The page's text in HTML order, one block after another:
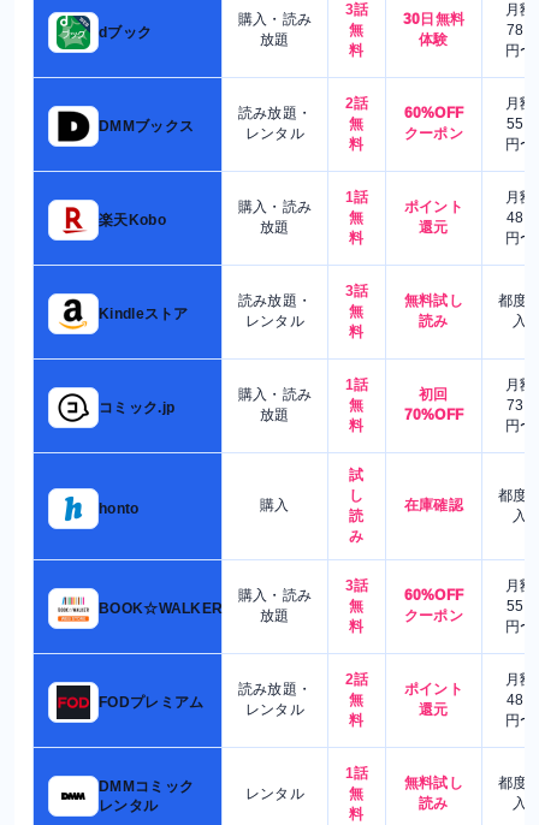
dブック
購入・読み
放題
3話
無
料
30日無料
体験
月額
780
円〜
DMMブックス
読み放題・
レンタル
2話
無
料
60%OFF
クーポン
月額
550
円〜
楽天Kobo
購入・読み
放題
1話
無
料
ポイント
還元
月額
480
円〜
Kindleストア
読み放題・
レンタル
3話
無
料
無料試し
読み
都度
入
コミック.jp
購入・読み
放題
1話
無
料
初回
70%OFF
月額
730
円〜
honto 購入
試
し
読
み
在庫確認
都度
入
BOOK☆WALKER
購入・読み
放題
3話
無
料
60%OFF
クーポン
月額
550
円〜
FODプレミアム
読み放題・
レンタル
2話
無
料
ポイント
還元
月額
480
円〜
DMMコミック
レンタル
レンタル
1話
無
料
無料試し
読み
都度
入